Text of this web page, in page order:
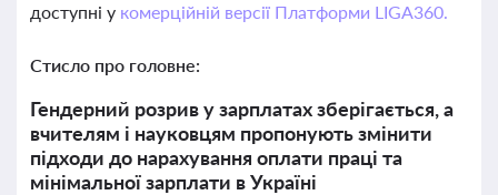
доступні у комерційній версії Платформи LIGA360.
Стисло про головне:
Гендерний розрив у зарплатах зберігається, а
вчителям і науковцям пропонують змінити
підходи до нарахування оплати праці та
мінімальної зарплати в Україні